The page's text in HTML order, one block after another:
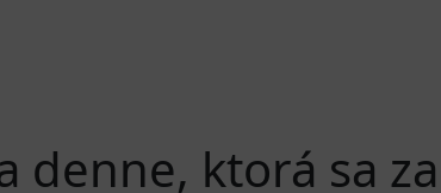
denne, ktorá sa